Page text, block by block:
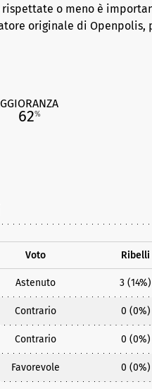
o meno è
originale di
62%
Voto Ribelli
Astenuto 3 (14%)
Contrario 0 (0%)
Contrario 0 (0%)
Favorevole 0 (0%)